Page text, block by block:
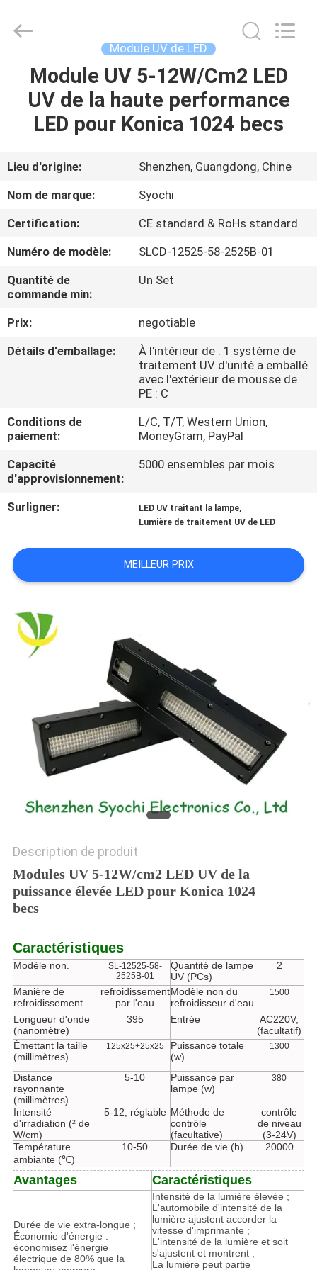
MAISON
PRODUITS
AU
SUJET
DE
VISITE
CONTRÔLE
CONTACTEZ-
NOUS
NOUVELLES
DEMANDEZ
UNE
CITATION
PLAN
PRIVACY
POLICY
Syochi
Electronics
Module UV de LED
Module UV 5-12W/Cm2 LED
UV de la haute performance
LED pour Konica 1024 becs
Lieu d'origine:
Shenzhen, Guangdong, Chine
Nom de marque:
Syochi
Certification:
CE standard & RoHs standard
Numéro de modèle:
SLCD-12525-58-2525B-01
Quantité de
commande min:
Un Set
Prix:
negotiable
Détails d'emballage:
À l'intérieur de : 1 système de
traitement UV d'unité a emballé
avec l'extérieur de mousse de
PE : C
Conditions de
paiement:
L/C, T/T, Western Union,
MoneyGram, PayPal
Capacité
d'approvisionnement:
5000 ensembles par mois
Surligner: LED UV traitant la lampe,
Lumière de traitement UV de LED
MEILLEUR PRIX
Description de produit
Modules UV 5-12W/cm2 LED UV de la
puissance élevée LED pour Konica 1024
becs
Caractéristiques
Modèle non.
SL-12525-58-
2525B-01
Quantité de lampe
UV (PCs)
2
Manière de
refroidissement
refroidissement
par l'eau
Modèle non du
refroidisseur d'eau
1500
Longueur d'onde
(nanomètre)
395 Entrée
AC220V,
(facultatif)
Émettant la taille
(millimètres)
125x25+25x25
Puissance totale
(w)
1300
Distance
rayonnante
(millimètres)
5-10
Puissance par
lampe (w)
380
Intensité
d'irradiation (² de
W/cm)
5-12, réglable Méthode de
contrôle
(facultative)
contrôle
de niveau
(3-24V)
Température
ambiante (℃)
10-50 Durée de vie (h) 20000
Avantages Caractéristiques
Durée de vie extra-longue ;
Économie d'énergie :
économisez l'énergie
électrique de 80% que la
Intensité de la lumière élevée ;
L'automobile d'intensité de la
lumière ajustent accorder la
vitesse d'imprimante ;
L'intensité de la lumière et soit
s'ajustent et montrent ;
La lumière peut partie